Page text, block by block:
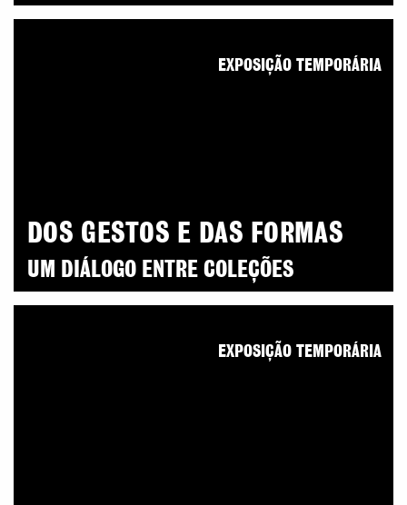
DOS GESTOS E DAS FORMAS
UM DIÁLOGO ENTRE COLEÇÕES
EXPOSIÇÃO TEMPORÁRIA
EXPOSIÇÃO TEMPORÁRIA